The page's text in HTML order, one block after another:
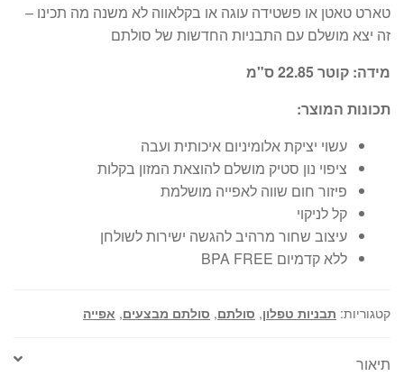
טארט טאטן או פשטידה עוגה או בקלאווה לא משנה מה תכינו –
זה יצא מושלם עם התבניות החדשות של סולתם
מידה: קוטר 22.85 ס"מ
תכונות המוצר:
עשוי יציקת אלומיניום איכותית ועבה
ציפוי נון סטיק מושלם להוצאת המזון בקלות
פיזור חום שווה לאפייה מושלמת
קל לניקוי
עיצוב שחור מרהיב להגשה ישירות לשולחן
ללא קדמיום BPA FREE
קטגוריות: תבניות טפלון, סולתם, סולתם מבצעים, אפייה
תיאור